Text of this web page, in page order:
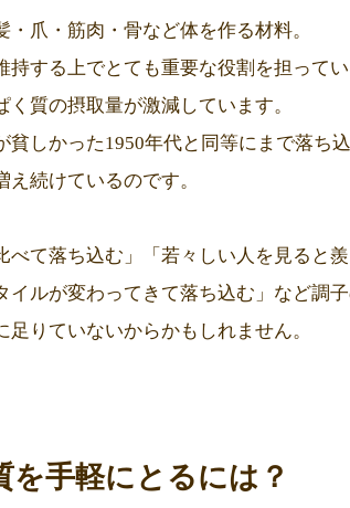
・爪・筋肉・骨など体を作る材料。
持する上でとても重要な役割を担って
く質の摂取量が激減しています。
貧しかった1950年代と同等にまで落ち
続けているのです。
べて落ち込む」「若々しい人を見ると
イルが変わってきて落ち込む」など調
足りていないからかもしれません。
を手軽にとるには？